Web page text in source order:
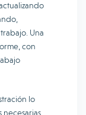
Una
con
lo
necesarias